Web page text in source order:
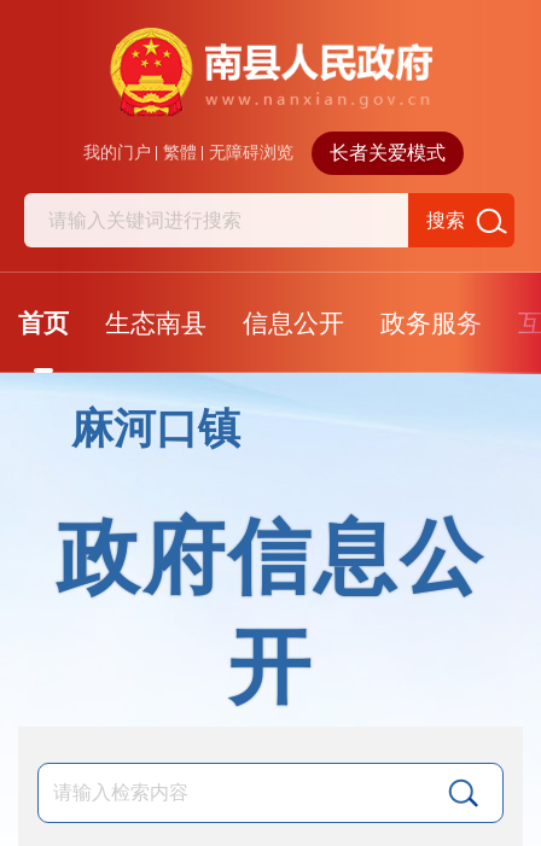
我的门户 繁體 无障碍浏览 长者关爱模式
搜索
首页 生态南县 信息公开 政务服务
麻河口镇
政府信息公
开